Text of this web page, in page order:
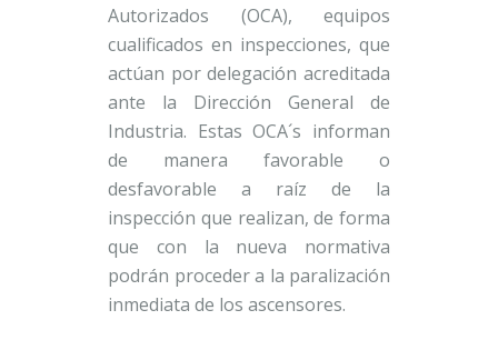
Autorizados (OCA), equipos
cualificados en inspecciones, que
actúan por delegación acreditada
ante la Dirección General de
Industria. Estas OCA´s informan
de manera favorable o
desfavorable a raíz de la
inspección que realizan, de forma
que con la nueva normativa
podrán proceder a la paralización
inmediata de los ascensores.